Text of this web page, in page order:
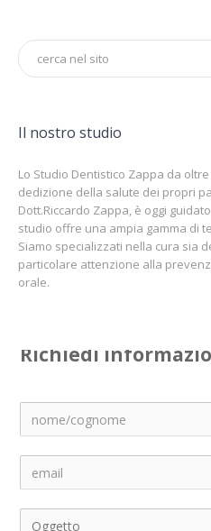
Il nostro studio
Lo Studio Dentistico Zappa da
dedizione della salute dei propri
Dott.Riccardo Zappa, è oggi
studio offre una ampia gamma di
Siamo specializzati nella cura sia
particolare attenzione alla
orale.
Richiedi